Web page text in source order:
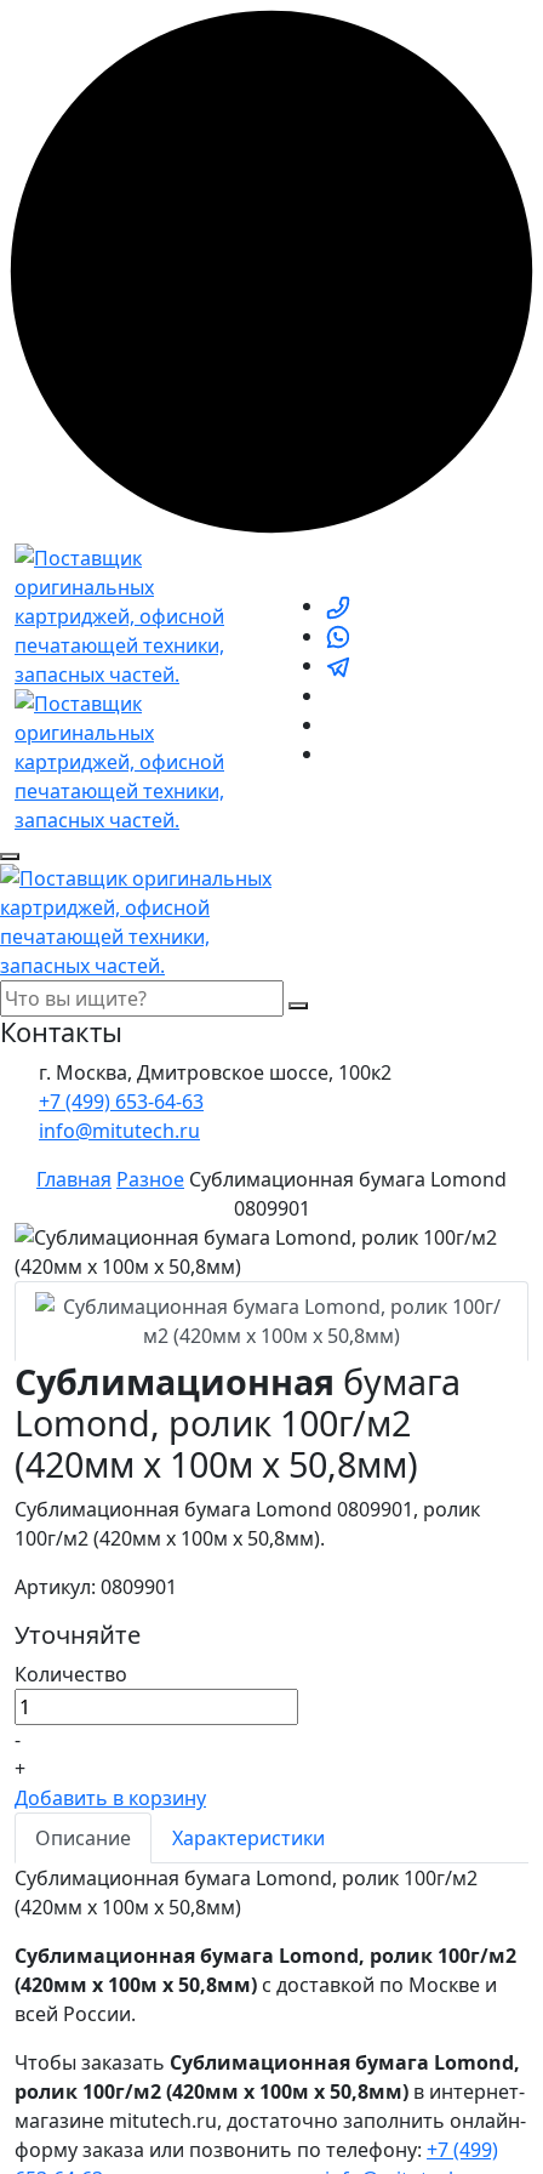
Контакты
г. Москва, Дмитровское шоссе, 100к2
+7 (499) 653-64-63
info@mitutech.ru
Главная Разное Сублимационная бумага Lomond
0809901
Сублимационная бумага
Lomond, ролик 100г/м2
(420мм x 100м x 50,8мм)
Сублимационная бумага Lomond 0809901, ролик
100г/м2 (420мм x 100м x 50,8мм).
Артикул: 0809901
Уточняйте
Количество
-
+
Добавить в корзину
Описание
Характеристики
Сублимационная бумага Lomond, ролик 100г/м2
(420мм x 100м x 50,8мм)
Сублимационная бумага Lomond, ролик 100г/м2
(420мм x 100м x 50,8мм) с доставкой по Москве и
всей России.
Чтобы заказать Сублимационная бумага Lomond,
ролик 100г/м2 (420мм x 100м x 50,8мм) в интернет-
магазине mitutech.ru, достаточно заполнить онлайн-
форму заказа или позвонить по телефону: +7 (499)